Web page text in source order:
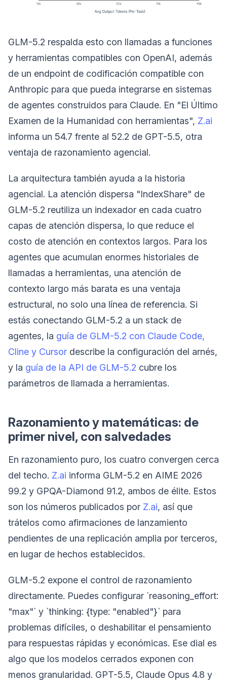
GLM-5.2 respalda esto con llamadas a funciones
y herramientas compatibles con OpenAI, además
de un endpoint de codificación compatible con
Anthropic para que pueda integrarse en sistemas
de agentes construidos para Claude. En "El Último
Examen de la Humanidad con herramientas", Z.ai
informa un 54.7 frente al 52.2 de GPT-5.5, otra
ventaja de razonamiento agencial.
La arquitectura también ayuda a la historia
agencial. La atención dispersa "IndexShare" de
GLM-5.2 reutiliza un indexador en cada cuatro
capas de atención dispersa, lo que reduce el
costo de atención en contextos largos. Para los
agentes que acumulan enormes historiales de
llamadas a herramientas, una atención de
contexto largo más barata es una ventaja
estructural, no solo una línea de referencia. Si
estás conectando GLM-5.2 a un stack de
agentes, la guía de GLM-5.2 con Claude Code,
Cline y Cursor describe la configuración del arnés,
y la guía de la API de GLM-5.2 cubre los
parámetros de llamada a herramientas.
Razonamiento y matemáticas: de
primer nivel, con salvedades
En razonamiento puro, los cuatro convergen cerca
del techo. Z.ai informa GLM-5.2 en AIME 2026
99.2 y GPQA-Diamond 91.2, ambos de élite. Estos
son los números publicados por Z.ai, así que
trátelos como afirmaciones de lanzamiento
pendientes de una replicación amplia por terceros,
en lugar de hechos establecidos.
GLM-5.2 expone el control de razonamiento
directamente. Puedes configurar `reasoning_effort:
"max"` y `thinking: {type: "enabled"}` para
problemas difíciles, o deshabilitar el pensamiento
para respuestas rápidas y económicas. Ese dial es
algo que los modelos cerrados exponen con
menos granularidad. GPT-5.5, Claude Opus 4.8 y